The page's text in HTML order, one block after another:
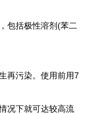
包括极性溶剂(苯二
再污染。使用前用7
况下就可达较高流